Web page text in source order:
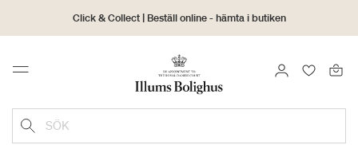
Click & Collect | Beställ online - hämta i butiken
30 dagars returrätt
Menu LOGGA IN
SÖK